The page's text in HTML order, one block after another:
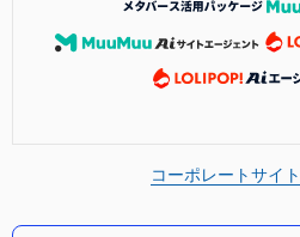
コーポレートサイト